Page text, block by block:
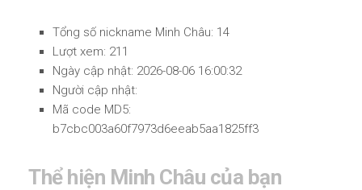
Tổng số nickname Minh Châu: 14
Lượt xem: 211
Ngày cập nhật: 2026-08-06 16:00:32
Người cập nhật:
Mã code MD5:
b7cbc003a60f7973d6eeab5aa1825ff3
Thể hiện Minh Châu của bạn